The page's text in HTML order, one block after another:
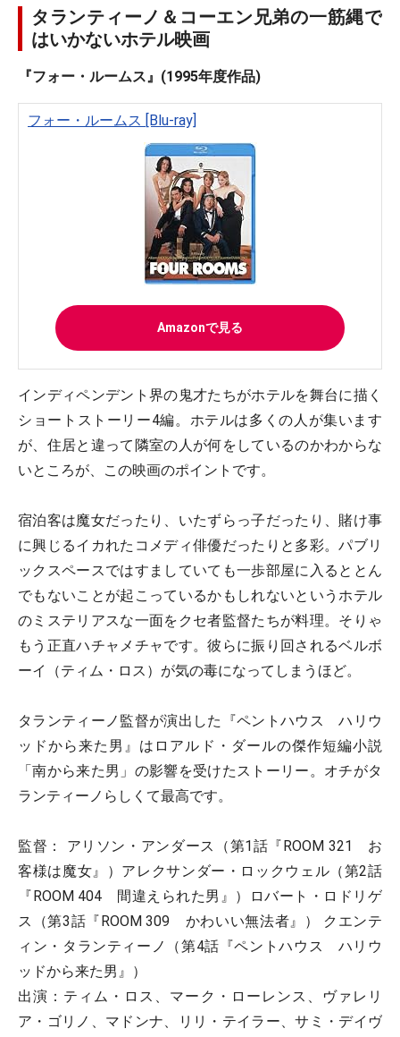
タランティーノ＆コーエン兄弟の一筋縄で
はいかないホテル映画
『フォー・ルームス』(1995年度作品)
フォー・ルームス [Blu-ray]
Amazonで見る
インディペンデント界の鬼才たちがホテルを舞台に描く
ショートストーリー4編。ホテルは多くの人が集います
が、住居と違って隣室の人が何をしているのかわからな
いところが、この映画のポイントです。
宿泊客は魔女だったり、いたずらっ子だったり、賭け事
に興じるイカれたコメディ俳優だったりと多彩。パブリ
ックスペースではすましていても一歩部屋に入るととん
でもないことが起こっているかもしれないというホテル
のミステリアスな一面をクセ者監督たちが料理。そりゃ
もう正直ハチャメチャです。彼らに振り回されるベルボ
ーイ（ティム・ロス）が気の毒になってしまうほど。
タランティーノ監督が演出した『ペントハウス ハリウ
ッドから来た男』はロアルド・ダールの傑作短編小説
「南から来た男」の影響を受けたストーリー。オチがタ
ランティーノらしくて最高です。
監督： アリソン・アンダース（第1話『ROOM 321 お
客様は魔女』）アレクサンダー・ロックウェル（第2話
『ROOM 404 間違えられた男』）ロバート・ロドリゲ
ス（第3話『ROOM 309 かわいい無法者』） クエンテ
ィン・タランティーノ（第4話『ペントハウス ハリウ
ッドから来た男』）
出演：ティム・ロス、マーク・ローレンス、ヴァレリ
ア・ゴリノ、マドンナ、リリ・テイラー、サミ・デイヴ